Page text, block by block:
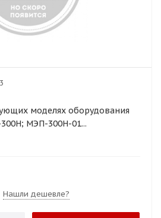
моделях оборудования
МЭП-300Н-01...
Нашли дешевле?